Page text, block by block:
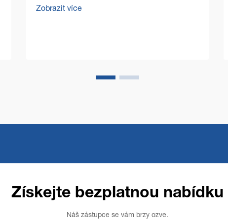
obchodním prostředí se manažeři
Zobrazit více
Získejte bezplatnou nabídku
Náš zástupce se vám brzy ozve.